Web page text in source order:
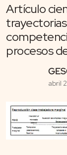
Artículo
procesos
abril